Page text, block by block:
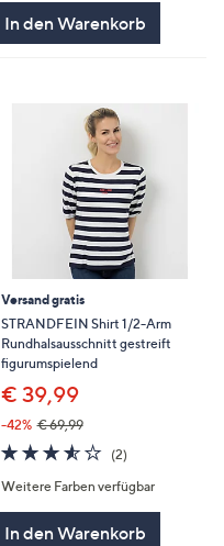
In den Warenkorb
Versand gratis
STRANDFEIN Shirt 1/2-Arm
Rundhalsausschnitt gestreift
figurumspielend
€ 39,99
-42% € 69,99
3.5
von
5
(2)2
Weitere Farben verfügbar
In den Warenkorb